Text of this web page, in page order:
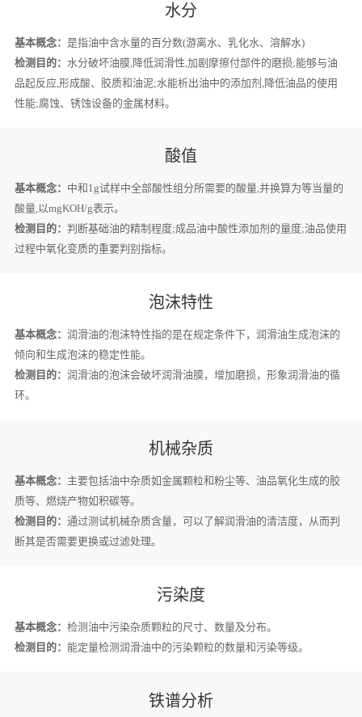
水分
基本概念： 是指油中含水量的百分数(游离水、乳化水、溶解水)
检测目的： 水分破坏油膜,降低润滑性,加剧摩擦付部件的磨损;能够与油
品起反应,形成酸、胶质和油泥;水能析出油中的添加剂,降低油品的使用
性能;腐蚀、锈蚀设备的金属材料。
酸值
基本概念： 中和1g试样中全部酸性组分所需要的酸量,并换算为等当量的
酸量,以mgKOH/g表示。
检测目的： 判断基础油的精制程度;成品油中酸性添加剂的量度;油品使用
过程中氧化变质的重要判别指标。
泡沫特性
基本概念： 润滑油的泡沫特性指的是在规定条件下，润滑油生成泡沫的
倾向和生成泡沫的稳定性能。
检测目的： 润滑油的泡沫会破坏润滑油膜，增加磨损，形象润滑油的循
环。
机械杂质
基本概念： 主要包括油中杂质如金属颗粒和粉尘等、油品氧化生成的胶
质等、燃烧产物如积碳等。
检测目的： 通过测试机械杂质含量，可以了解润滑油的清洁度，从而判
断其是否需要更换或过滤处理。
污染度
基本概念： 检测油中污染杂质颗粒的尺寸、数量及分布。
检测目的： 能定量检测润滑油中的污染颗粒的数量和污染等级。
铁谱分析